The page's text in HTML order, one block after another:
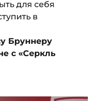
для себя
в
Бруннеру
с «Серкль